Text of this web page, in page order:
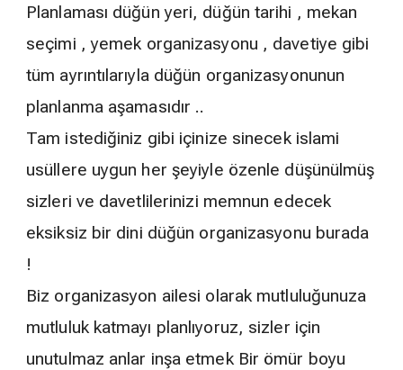
Planlaması düğün yeri, düğün tarihi , mekan
seçimi , yemek organizasyonu , davetiye gibi
tüm ayrıntılarıyla düğün organizasyonunun
planlanma aşamasıdır ..
Tam istediğiniz gibi içinize sinecek islami
usüllere uygun her şeyiyle özenle düşünülmüş
sizleri ve davetlilerinizi memnun edecek
eksiksiz bir dini düğün organizasyonu burada
!
Biz organizasyon ailesi olarak mutluluğunuza
mutluluk katmayı planlıyoruz, sizler için
unutulmaz anlar inşa etmek Bir ömür boyu